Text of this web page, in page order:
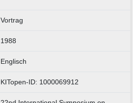
Vortrag
1988
Englisch
KITopen-ID: 1000069912